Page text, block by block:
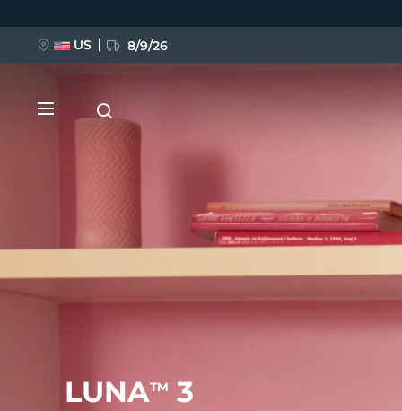
LUNATM 3
US 8/9/26
BREAKING NEWS